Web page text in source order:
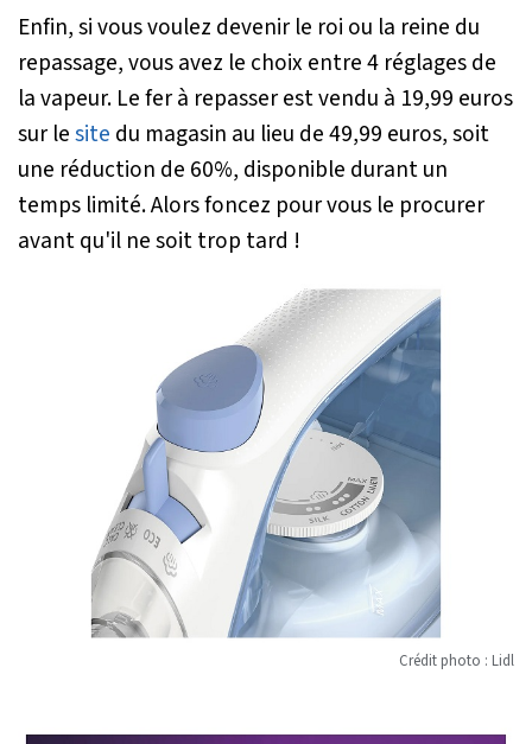
Enfin, si vous voulez devenir le roi ou la reine du
repassage, vous avez le choix entre 4 réglages de
la vapeur. Le fer à repasser est vendu à 19,99 euros
sur lesite du magasin au lieu de 49,99 euros, soit
une réduction de 60%, disponible durant un
temps limité. Alors foncez pour vous le procurer
avant qu'il ne soit trop tard !
Crédit photo : Lidl